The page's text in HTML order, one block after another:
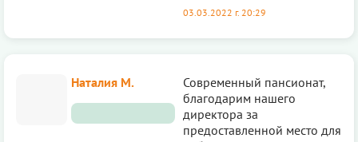
03.03.2022 г. 20:29
Наталия М.
Современный пансионат,
благодарим нашего
директора за
предоставленной место для